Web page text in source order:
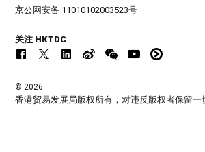
京公网安备 11010102003523号
关注 HKTDC
© 2026
香港贸易发展局版权所有，对违反版权者保留一